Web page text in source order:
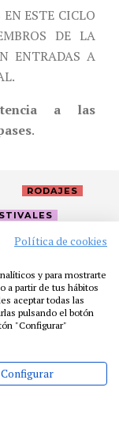
ESTE CICLO
DE LA
ENTRADAS A
a las
.
RODAJES
AYUDAS
CONTACTO
Política de cookies
y para mostrarte
a partir de tus hábitos
aceptar todas las
pulsando el botón
"Configurar"
Configurar